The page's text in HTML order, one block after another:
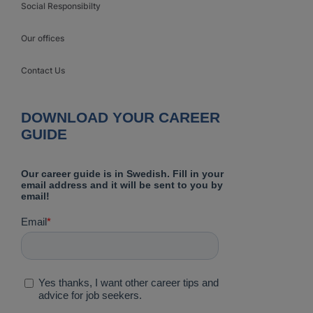
Social Responsibilty
Our offices
Contact Us